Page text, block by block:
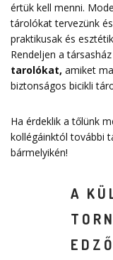
értük kell menni.
tárolókat tervezünk
praktikusak és
Rendeljen a
tarolókat, amiket
biztonságos bicikli
Ha érdeklik a tőlünk
kollégáinktól további
bármelyikén!
A